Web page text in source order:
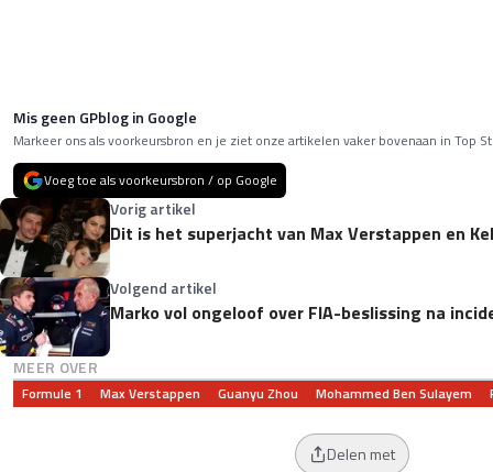
Mis geen GPblog in Google
Markeer ons als voorkeursbron en je ziet onze artikelen vaker bovenaan in Top
Voeg toe als voorkeursbron / op Google
Vorig artikel
Dit is het superjacht van Max Verstappen en
Volgend artikel
Marko vol ongeloof over FIA-beslissing na
MEER OVER
Formule 1 Max Verstappen Guanyu Zhou Mohammed Ben Sulayem
Delen met